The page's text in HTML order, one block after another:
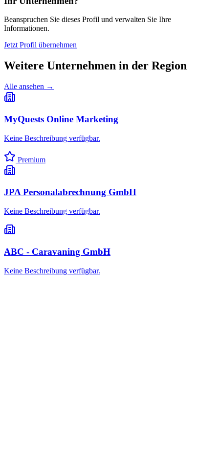
Beanspruchen Sie dieses Profil und verwalten Sie Ihre
Informationen.
Jetzt Profil übernehmen
Weitere Unternehmen in der Region
Alle ansehen →
MyQuests Online Marketing
Keine Beschreibung verfügbar.
Premium
JPA Personalabrechnung GmbH
Keine Beschreibung verfügbar.
ABC - Caravaning GmbH
Keine Beschreibung verfügbar.